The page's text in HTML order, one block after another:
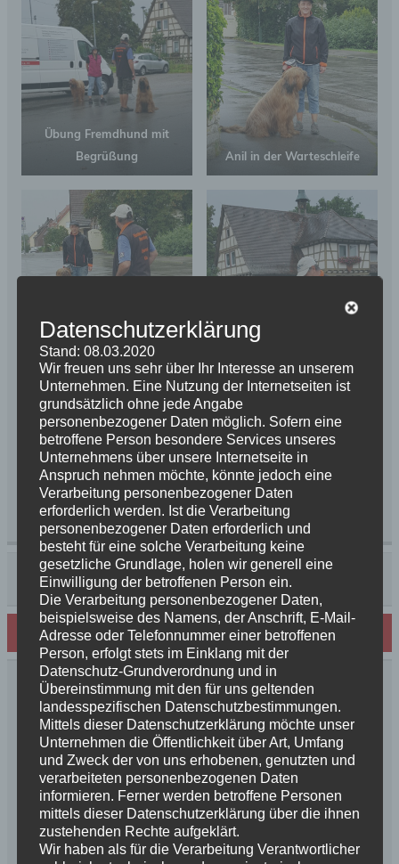
Übung Fremdhund mit
Begrüßung
Anil in der Warteschleife
Anil , Rosalie und Lex Jürgen mit Rosalie
Kategorie:News 2020 Schlagwörter:Anil,
Hundeführerschein,Rosalie
Beitragsnavigation
« Ein kleiner Zwischenbericht von den Schurkies
Reisegrüße von unserer Bonita »
Schreibe einen Kommentar
Deine E-Mail-Adresse wird nicht veröffentlicht.
Erforderliche Felder sind mit*markiert
Kommentar*
Datenschutzerklärung
Stand: 08.03.2020
Wir freuen uns sehr über Ihr Interesse an unserem
Unternehmen. Eine Nutzung der Internetseiten ist
grundsätzlich ohne jede Angabe
personenbezogener Daten möglich. Sofern eine
betroffene Person besondere Services unseres
Unternehmens über unsere Internetseite in
Anspruch nehmen möchte, könnte jedoch eine
Verarbeitung personenbezogener Daten
erforderlich werden. Ist die Verarbeitung
personenbezogener Daten erforderlich und
besteht für eine solche Verarbeitung keine
gesetzliche Grundlage, holen wir generell eine
Einwilligung der betroffenen Person ein.
Die Verarbeitung personenbezogener Daten,
beispielsweise des Namens, der Anschrift, E-Mail-
Adresse oder Telefonnummer einer betroffenen
Person, erfolgt stets im Einklang mit der
Datenschutz-Grundverordnung und in
Übereinstimmung mit den für uns geltenden
landesspezifischen Datenschutzbestimmungen.
Mittels dieser Datenschutzerklärung möchte unser
Unternehmen die Öffentlichkeit über Art, Umfang
und Zweck der von uns erhobenen, genutzten und
verarbeiteten personenbezogenen Daten
informieren. Ferner werden betroffene Personen
mittels dieser Datenschutzerklärung über die ihnen
zustehenden Rechte aufgeklärt.
Wir haben als für die Verarbeitung Verantwortlicher